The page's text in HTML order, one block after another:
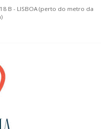
18 B - LISBOA (perto do metro da